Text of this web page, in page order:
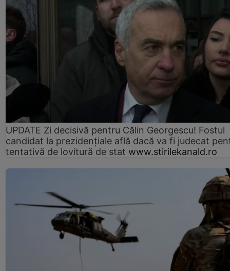
UPDATE Zi decisivă pentru Călin Georgescu! Fostul
candidat la prezidențiale află dacă va fi judecat
tentativă de lovitură de stat www.stirilekanald.ro